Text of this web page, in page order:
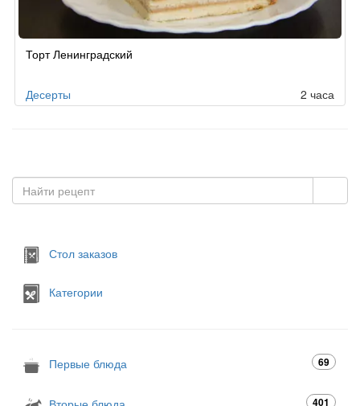
по
Торт Ленинградский
Десерты 2 часа
Стол заказов
Категории
Первые блюда 69
401